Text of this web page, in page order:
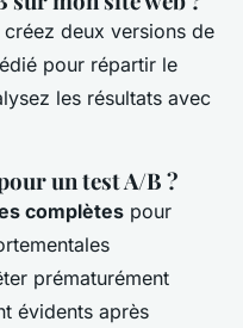
deux versions de
pour répartir le
les résultats avec
un test A/B ?
complètes pour
prématurément
évidents après